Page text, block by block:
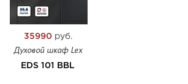
35990руб.
Духовой шкаф Lex
EDS 101 BBL